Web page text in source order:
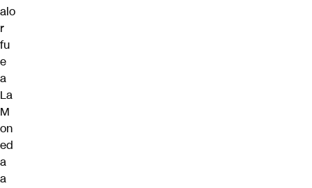
alo
r
fu
e
a
La
M
on
ed
a
a